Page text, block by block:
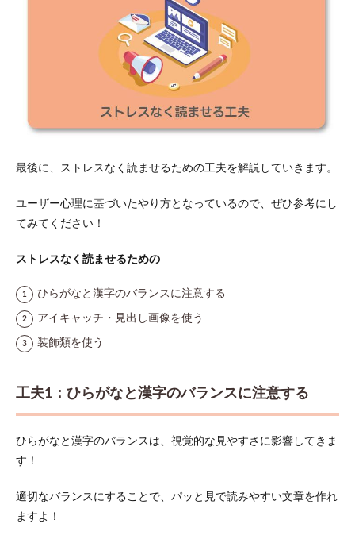
最後に、ストレスなく読ませるための工夫を解説していきます。
ユーザー心理に基づいたやり方となっているので、ぜひ参考にし
てみてください！
ストレスなく読ませるための
ひらがなと漢字のバランスに注意する
アイキャッチ・見出し画像を使う
装飾類を使う
工夫1：ひらがなと漢字のバランスに注意する
ひらがなと漢字のバランスは、視覚的な見やすさに影響してきま
す！
適切なバランスにすることで、パッと見で読みやすい文章を作れ
ますよ！